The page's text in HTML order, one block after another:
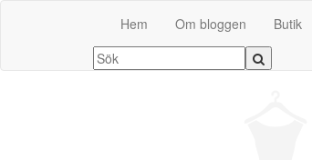
Hem Om bloggen Butik